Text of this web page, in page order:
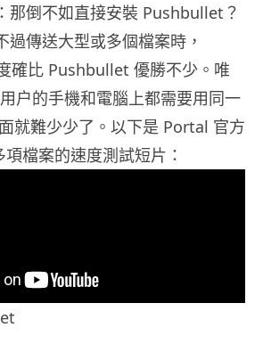
那倒不如直接安裝 Pushbullet？
過傳送大型或多個檔案時，
確比 Pushbullet 優勝不少。唯
户的手機和電腦上都需要用同一
就難少少了。以下是 Portal 官方
檔案的速度測試短片：